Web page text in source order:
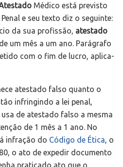
Médico está previsto
e seu texto diz o seguinte:
da sua profissão, atestado
um mês a um ano. Parágrafo
com o fim de lucro, aplica-
atestado falso quanto o
infringindo a lei penal,
de atestado falso a mesma
de 1 mês a 1 ano. No
infração do Código de Ética, o
o ato de expedir documento